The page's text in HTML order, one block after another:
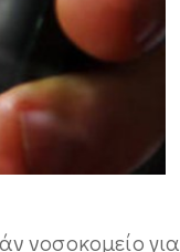
νοσοκομείο για